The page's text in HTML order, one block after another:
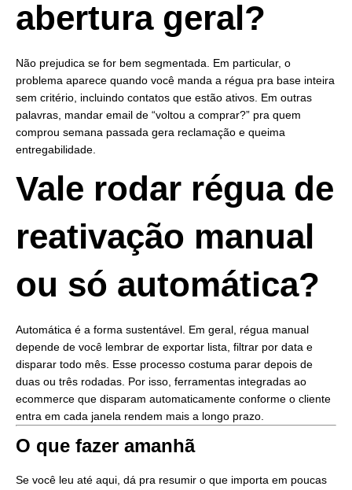
abertura geral?
Não prejudica se for bem segmentada. Em particular, o
problema aparece quando você manda a régua pra base inteira
sem critério, incluindo contatos que estão ativos. Em outras
palavras, mandar email de “voltou a comprar?” pra quem
comprou semana passada gera reclamação e queima
entregabilidade.
Vale rodar régua de
reativação manual
ou só automática?
Automática é a forma sustentável. Em geral, régua manual
depende de você lembrar de exportar lista, filtrar por data e
disparar todo mês. Esse processo costuma parar depois de
duas ou três rodadas. Por isso, ferramentas integradas ao
ecommerce que disparam automaticamente conforme o cliente
entra em cada janela rendem mais a longo prazo.
O que fazer amanhã
Se você leu até aqui, dá pra resumir o que importa em poucas